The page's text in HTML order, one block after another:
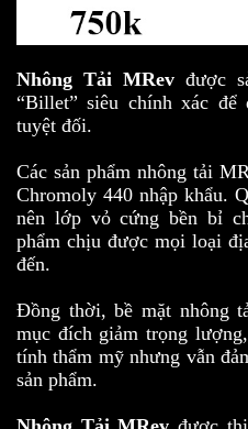
Nhông Tải MRev được
“Billet” siêu chính xác để
tuyệt đối.
Các sản phẩm nhông tải
Chromoly 440 nhập khẩu.
nên lớp vỏ cứng bền bỉ
phẩm chịu được mọi loại
đến.
Đồng thời, bề mặt nhông
mục đích giảm trọng
tính thẩm mỹ nhưng vẫn
sản phẩm.